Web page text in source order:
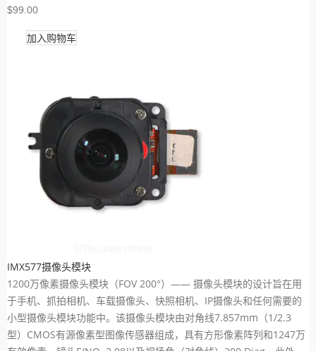
$99.00
加入购物车
IMX577摄像头模块
1200万像素摄像头模块（FOV 200°）—— 摄像头模块的设计旨在用
于手机、抓拍相机、车载摄像头、快照相机、IP摄像头和任何需要的
小型摄像头模块功能中。该摄像头模块由对角线7.857mm（1/2.3
型）CMOS有源像素型图像传感器组成，具有方形像素阵列和1247万